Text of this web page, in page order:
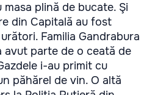
plină de bucate. Şi
din Capitală au fost
Familia Gandrabura
avut parte de o ceată de
i-au primit cu
păhărel de vin. O altă